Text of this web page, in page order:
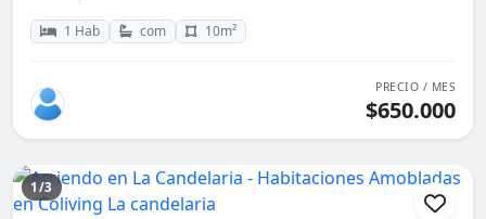
1 Hab com 10m²
PRECIO / MES
$650.000
1/3